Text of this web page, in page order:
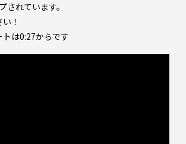
されています。
！
は0:27からです